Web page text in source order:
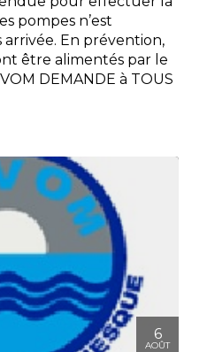
pompes n’est
En prévention,
être alimentés par le
DEMANDE à TOUS
6
AOÛT